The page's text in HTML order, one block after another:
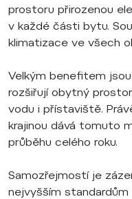
prostoru přirozenou
v každé části bytu.
klimatizace ve všech
Velkým benefitem jsou
rozšiřují obytný
vodu i přístaviště.
krajinou dává tomuto
průběhu celého roku.
Samozřejmostí je
nejvyšším standardům